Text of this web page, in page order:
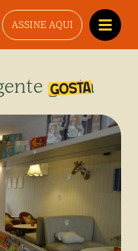
ASSINE AQUI
gosta